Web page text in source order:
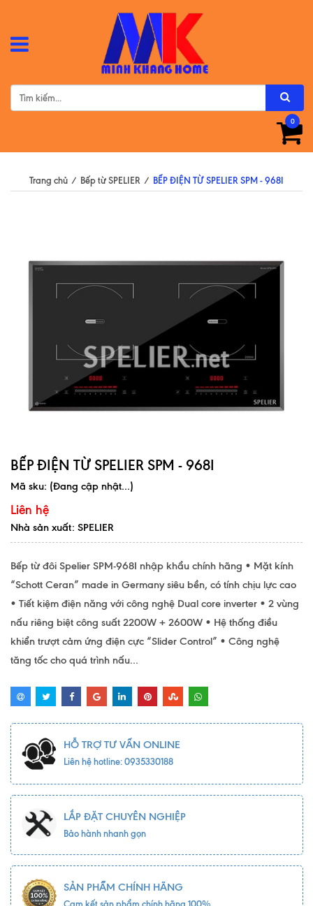
0
Trang chủ / Bếp từ SPELIER / BẾP ĐIỆN TỪ SPELIER SPM - 968I
BẾP ĐIỆN TỪ SPELIER SPM - 968I
Mã sku: (Đang cập nhật...)
Liên hệ
Nhà sản xuất: SPELIER
Bếp từ đôi Spelier SPM-968I nhập khẩu chính hãng • Mặt kính
“Schott Ceran” made in Germany siêu bền, có tính chịu lực cao
• Tiết kiệm điện năng với công nghệ Dual core inverter • 2 vùng
nấu riêng biệt công suất 2200W + 2600W • Hệ thống điều
khiển trượt cảm ứng điện cực “Slider Control” • Công nghệ
tăng tốc cho quá trình nấu...
HỖ TRỢ TƯ VẤN ONLINE
Liên hệ hotline: 0935330188
LẮP ĐẶT CHUYÊN NGHIỆP
Bảo hành nhanh gọn
SẢN PHẨM CHÍNH HÃNG
Cam kết sản phẩm chính hãng 100%